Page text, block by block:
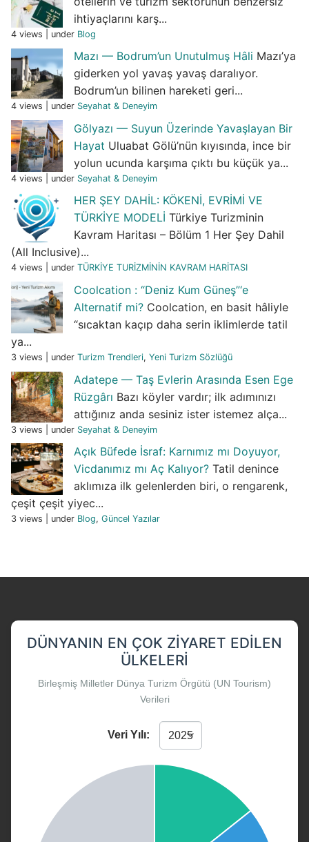
ihtiyaçlarını karş...
4 views under Blog
Mazı — Bodrum’un Unutulmuş Hâli Mazı’ya
giderken yol yavaş yavaş daralıyor.
Bodrum’un bilinen hareketi geri...
4 views under Seyahat & Deneyim
Gölyazı — Suyun Üzerinde Yavaşlayan Bir
Hayat Uluabat Gölü’nün kıyısında, ince bir
yolun ucunda karşıma çıktı bu küçük ya...
4 views under Seyahat & Deneyim
HER ŞEY DAHİL: KÖKENİ, EVRİMİ VE
TÜRKİYE MODELİ Türkiye Turizminin
Kavram Haritası – Bölüm 1 Her Şey Dahil
(All Inclusive)...
4 views under TÜRKİYE TURİZMİNİN KAVRAM HARİTASI
Coolcation : “Deniz Kum Güneş”‘e
Alternatif mi? Coolcation, en basit hâliyle
“sıcaktan kaçıp daha serin iklimlerde tatil
ya...
3 views under Turizm Trendleri, Yeni Turizm Sözlüğü
Adatepe — Taş Evlerin Arasında Esen Ege
Rüzgârı Bazı köyler vardır; ilk adımınızı
attığınız anda sesiniz ister istemez alça...
3 views under Seyahat & Deneyim
Açık Büfede İsraf: Karnımız mı Doyuyor,
Vicdanımız mı Aç Kalıyor? Tatil denince
aklımıza ilk gelenlerden biri, o rengarenk,
çeşit çeşit yiyec...
3 views under Blog, Güncel Yazılar
DÜNYANIN EN ÇOK ZIYARET EDILEN
ÜLKELERI
Birleşmiş Milletler Dünya Turizm Örgütü (UN Tourism)
Verileri
Veri Yılı: